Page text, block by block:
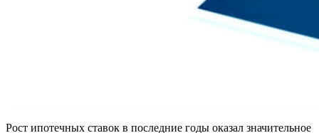
Рост ипотечных ставок в последние годы оказал значительное